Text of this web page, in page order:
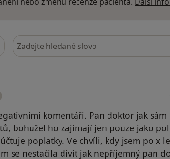
nebo změnu recenze pacienta. Další
Hledejte v názorech
komentáři. Pan doktor jak sám
bohužel ho zajímají jen pouze jako
poplatky. Ve chvíli, kdy jsem po x
se nestačila divit jak nepříjemný pan